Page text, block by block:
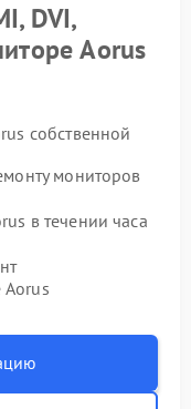
DVI,
Aorus
собственной
мониторов
в течении часа